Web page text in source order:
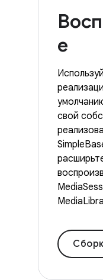
е
свой
Сборка